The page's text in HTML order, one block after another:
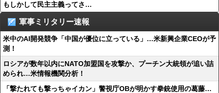
もしかして民主主義ってさ…
軍事ミリタリー速報
米中のAI開発競争「中国が優位に立っている」…米新興企業CEOが予
測！
ロシアが数年以内にNATO加盟国を攻撃か、プーチン大統領が追い詰
められ…米情報機関分析！
「撃たれても撃っちゃイカン」警視庁OBが明かす拳銃使用の葛藤…